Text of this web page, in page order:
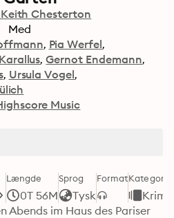
Chesterton
Med
Pia Werfel
Gernot Endemann
Ursula Vogel
Music
Længde
0T 56M
Sprog
Tysk
FormatKategori
Abends im Haus des Pariser